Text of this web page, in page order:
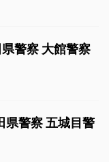
警察 大館警察
警察 五城目警